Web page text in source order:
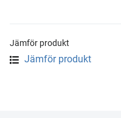
Jämför produkt
Jämför produkt